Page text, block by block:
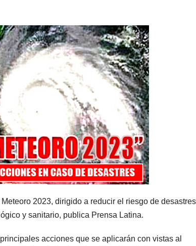
2023, dirigido a reducir el riesgo de
y sanitario, publica Prensa Latina.
acciones que se aplicarán con vistas al